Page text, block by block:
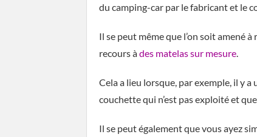
du camping-car par le fabricant et le
Il se peut même que l’on soit amené
recours àdes matelas sur mesure
Cela a lieu lorsque, par exemple, il y a
couchette qui n’est pas exploité et
Il se peut également que vous ayez